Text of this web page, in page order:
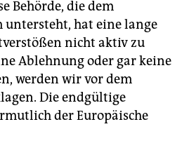
Behörde, die dem
hat eine lange
nicht aktiv zu
Ablehnung oder gar keine
werden wir vor dem
Die endgültige
der Europäische